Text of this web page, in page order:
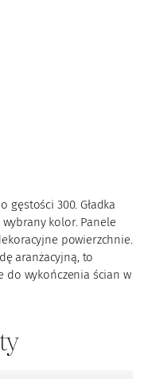
gęstości 300. Gładka
kolor. Panele
powierzchnie.
aranżacyjną, to
do wykończenia ścian w